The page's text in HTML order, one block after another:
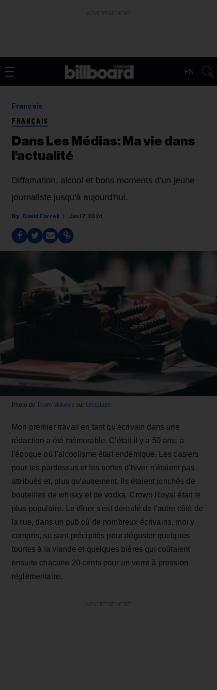
EN
Français
FRANÇAIS
Dans Les Médias: Ma vie dans
l'actualité
Diffamation, alcool et bons moments d'un jeune
journaliste jusqu'à aujourd'hui.
David Farrell Jan 17, 2024
Photo de Thom Milkovic sur Unsplash
Mon premier travail en tant qu'écrivain dans une
rédaction a été mémorable. C'était il y a 50 ans, à
l'époque où l'alcoolisme était endémique. Les casiers
pour les pardessus et les bottes d'hiver n'étaient pas
attribués et, plus qu'autrement, ils étaient jonchés de
bouteilles de whisky et de vodka. Crown Royal était le
plus populaire. Le dîner s'est déroulé de l'autre côté de
la rue, dans un pub où de nombreux écrivains, moi y
compris, se sont précipités pour déguster quelques
tourtes à la viande et quelques bières qui coûtaient
ensuite chacune 20 cents pour un verre à pression
réglementaire.